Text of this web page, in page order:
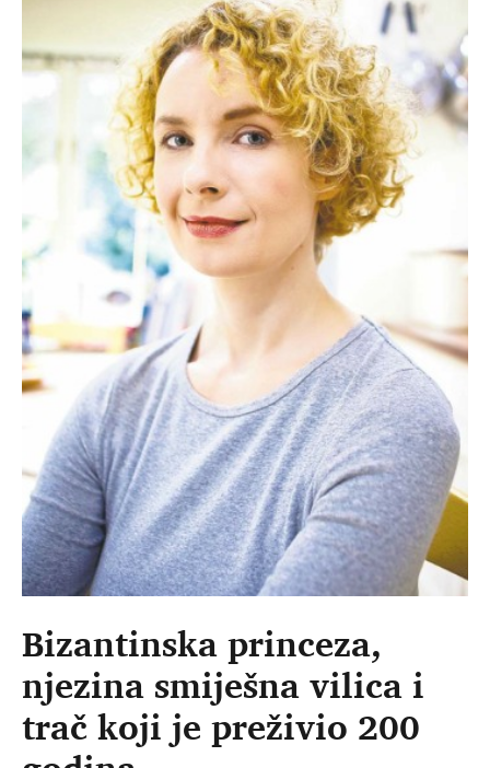
Bizantinska princeza,
njezina smiješna vilica i
trač koji je preživio 200